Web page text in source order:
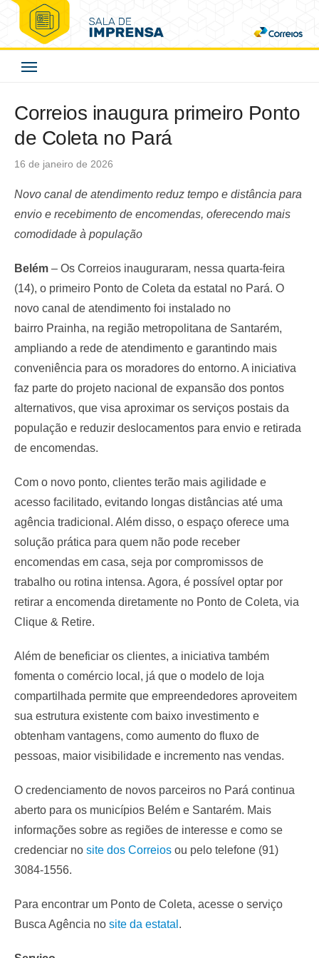
Skip
content
Correios - Sala de
Correios inaugura primeiro Ponto
de Coleta no Pará
Posted
16 de janeiro de 2026
Novo canal de atendimento reduz tempo e distância para
envio e recebimento de encomendas, oferecendo mais
comodidade à população
Belém – Os Correios inauguraram, nessa quarta-feira
(14), o primeiro Ponto de Coleta da estatal no Pará. O
novo canal de atendimento foi instalado no
bairro Prainha, na região metropolitana de Santarém,
ampliando a rede de atendimento e garantindo mais
conveniência para os moradores do entorno. A iniciativa
faz parte do projeto nacional de expansão dos pontos
alternativos, que visa aproximar os serviços postais da
população e reduzir deslocamentos para envio e retirada
de encomendas.
Com o novo ponto, clientes terão mais agilidade e
acesso facilitado, evitando longas distâncias até uma
agência tradicional. Além disso, o espaço oferece uma
solução prática para quem não pode receber
encomendas em casa, seja por compromissos de
trabalho ou rotina intensa. Agora, é possível optar por
retirar a encomenda diretamente no Ponto de Coleta, via
Clique & Retire.
Além de beneficiar os clientes, a iniciativa também
fomenta o comércio local, já que o modelo de loja
compartilhada permite que empreendedores aproveitem
sua estrutura existente com baixo investimento e
obtenham vantagens, como aumento do fluxo de
pessoas, maior visibilidade e incremento nas vendas.
O credenciamento de novos parceiros no Pará continua
aberto para os municípios Belém e Santarém. Mais
informações sobre as regiões de interesse e como se
credenciar no site dos Correios ou pelo telefone (91)
3084-1556.
Para encontrar um Ponto de Coleta, acesse o serviço
Busca Agência no site da estatal .